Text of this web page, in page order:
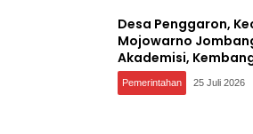
Desa Penggaron,
Mojowarno
Akademisi,
Sustainable Village,
Pemerintahan 25 Juli 2026